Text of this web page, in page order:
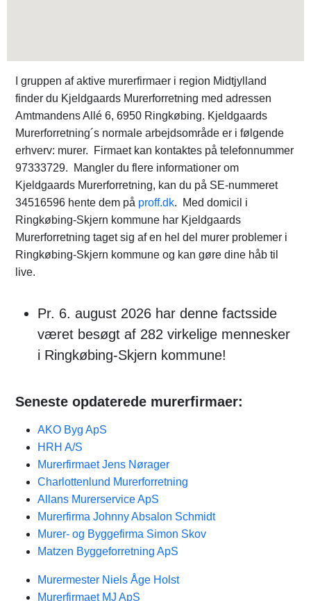
I gruppen af aktive murerfirmaer i region Midtjylland
finder du Kjeldgaards Murerforretning med adressen
Amtmandens Allé 6, 6950 Ringkøbing. Kjeldgaards
Murerforretning´s normale arbejdsområde er i følgende
erhverv: murer. Firmaet kan kontaktes på telefonnummer
97333729. Mangler du flere informationer om
Kjeldgaards Murerforretning, kan du på SE-nummeret
34516596 hente dem på proff.dk. Med domicil i
Ringkøbing-Skjern kommune har Kjeldgaards
Murerforretning taget sig af en hel del murer problemer i
Ringkøbing-Skjern kommune og kan gøre dine håb til
live.
Pr. 6. august 2026 har denne factsside
været besøgt af 282 virkelige mennesker
i Ringkøbing-Skjern kommune!
Seneste opdaterede murerfirmaer:
AKO Byg ApS
HRH A/S
Murerfirmaet Jens Nørager
Charlottenlund Murerforretning
Allans Murerservice ApS
Murerfirma Johnny Absalon Schmidt
Murer- og Byggefirma Simon Skov
Matzen Byggeforretning ApS
Murermester Niels Åge Holst
Murerfirmaet MJ ApS